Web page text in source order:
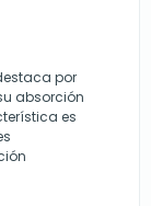
por
absorción
es